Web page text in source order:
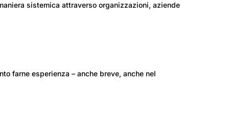
sistemica attraverso organizzazioni, aziende
farne esperienza – anche breve, anche nel